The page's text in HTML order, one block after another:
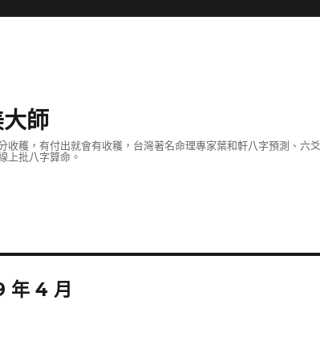
師
收穫，有付出就會有收穫，台灣著名命理專家葉和軒八字預測、
上批八字算命。
年 4 月